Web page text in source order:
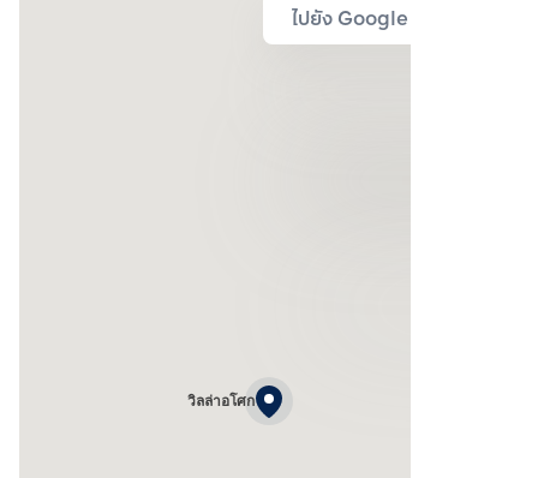
ไปยัง Google Map
วิลล่าอโศก